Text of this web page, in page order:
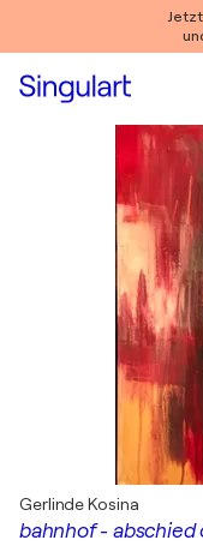
bahnhof - abschied
Gerlinde Kosina